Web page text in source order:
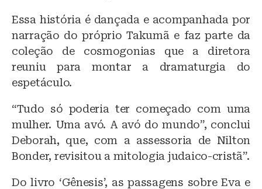
Essa história é dançada e acompanhada por
narração do próprio Takumã e faz parte da
coleção de cosmogonias que a diretora
reuniu para montar a dramaturgia do
espetáculo.
“Tudo só poderia ter começado com uma
mulher. Uma avó. A avó do mundo”, conclui
Deborah, que, com a assessoria de Nilton
Bonder, revisitou a mitologia judaico-cristã”.
Do livro ‘Gênesis’, as passagens sobre Eva e